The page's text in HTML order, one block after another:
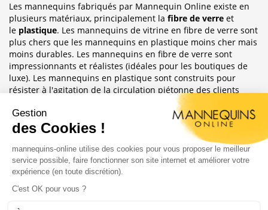
Les mannequins fabriqués par Mannequin Online existe en
plusieurs matériaux, principalement la fibre de verre et
le plastique. Les mannequins de vitrine en fibre de verre sont
plus chers que les mannequins en plastique moins cher mais
moins durables. Les mannequins en fibre de verre sont
impressionnants et réalistes (idéales pour les boutiques de
luxe). Les mannequins en plastique sont construits pour
résister à l'agitation de la circulation piétonne des clients
habituellement observée dans le magasin où ils sont placés.
Sublimez Vos Boutiques, Vitrines Et
Les mannequins sont idéales pour les magasins de détail, en
étalages de magasin ou décoration de vitrine. Ils ont